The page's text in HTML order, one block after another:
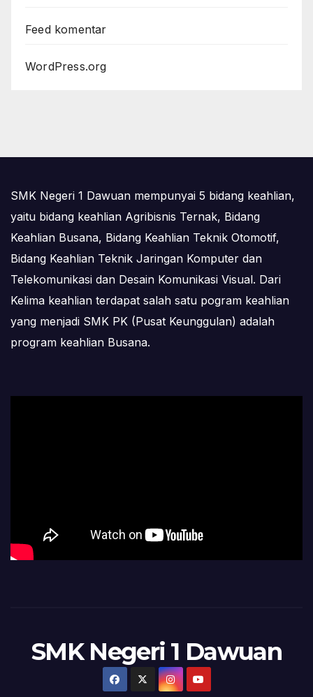
Feed komentar
WordPress.org
SMK Negeri 1 Dawuan mempunyai 5 bidang keahlian,
yaitu bidang keahlian Agribisnis Ternak, Bidang
Keahlian Busana, Bidang Keahlian Teknik Otomotif,
Bidang Keahlian Teknik Jaringan Komputer dan
Telekomunikasi dan Desain Komunikasi Visual. Dari
Kelima keahlian terdapat salah satu pogram keahlian
yang menjadi SMK PK (Pusat Keunggulan) adalah
program keahlian Busana.
SMK Negeri 1 Dawuan